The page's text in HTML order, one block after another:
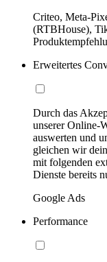
Criteo, Meta-
(RTBHouse),
Erweitertes
Durch das
unserer Online-
auswerten und
gleichen wir
mit folgenden
Dienste bereits
Google Ads
Performance